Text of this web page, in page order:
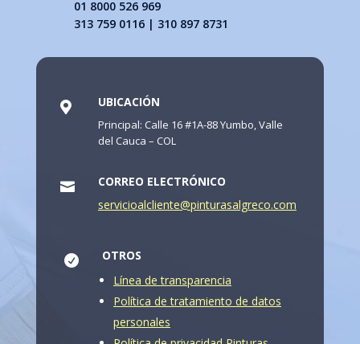
01 8000 526 969
313 759 0116 | 310 897 8731
 UBICACIÓN
Principal: Calle 16 #1A-88 Yumbo, Valle
del Cauca – COL

CORREO ELECTRÓNICO
servicioalcliente@pinturasalgreco.com

OTROS
Línea de transparencia
Política de tratamiento de datos
personales